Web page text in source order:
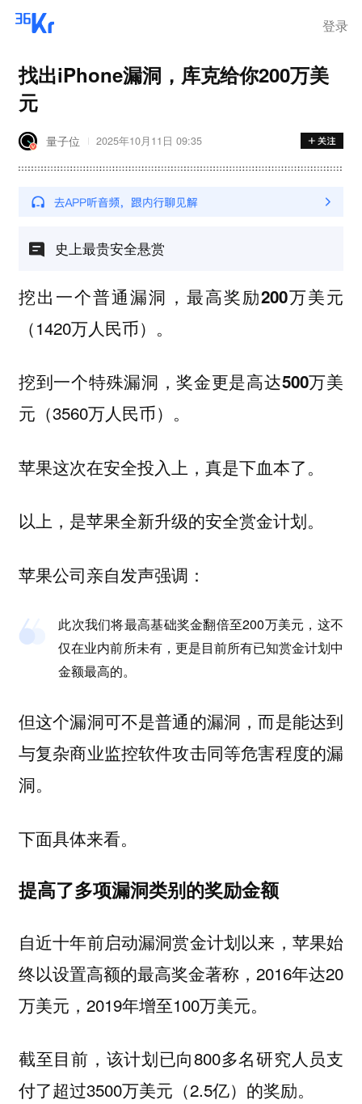
登录
找出iPhone漏洞，库克给你200万美
元
量子位 2025年10月11日 09:35
史上最贵安全悬赏
挖出一个普通漏洞，最高奖励200万美元
（1420万人民币）。
挖到一个特殊漏洞，奖金更是高达500万美
元 （3560万人民币）。
苹果这次在安全投入上，真是下血本了。
以上，是苹果全新升级的安全赏金计划。
苹果公司亲自发声强调：
此次我们将最高基础奖金翻倍至200万美元，这不
仅在业内前所未有，更是目前所有已知赏金计划中
金额最高的。
但这个漏洞可不是普通的漏洞，而是能达到
与复杂商业监控软件攻击同等危害程度的漏
洞。
下面具体来看。
提高了多项漏洞类别的奖励金额
自近十年前启动漏洞赏金计划以来，苹果始
终以设置高额的最高奖金著称，2016年达20
万美元，2019年增至100万美元。
截至目前，该计划已向800多名研究人员支
付了超过3500万美元（2.5亿）的奖励。